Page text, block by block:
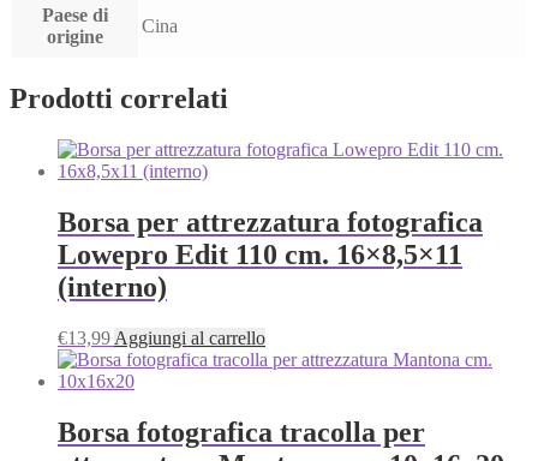
Paese di
origine
Cina
Prodotti correlati
Borsa per attrezzatura fotografica
Lowepro Edit 110 cm. 16×8,5×11
(interno)
€13,99 Aggiungi al carrello
Borsa fotografica tracolla per